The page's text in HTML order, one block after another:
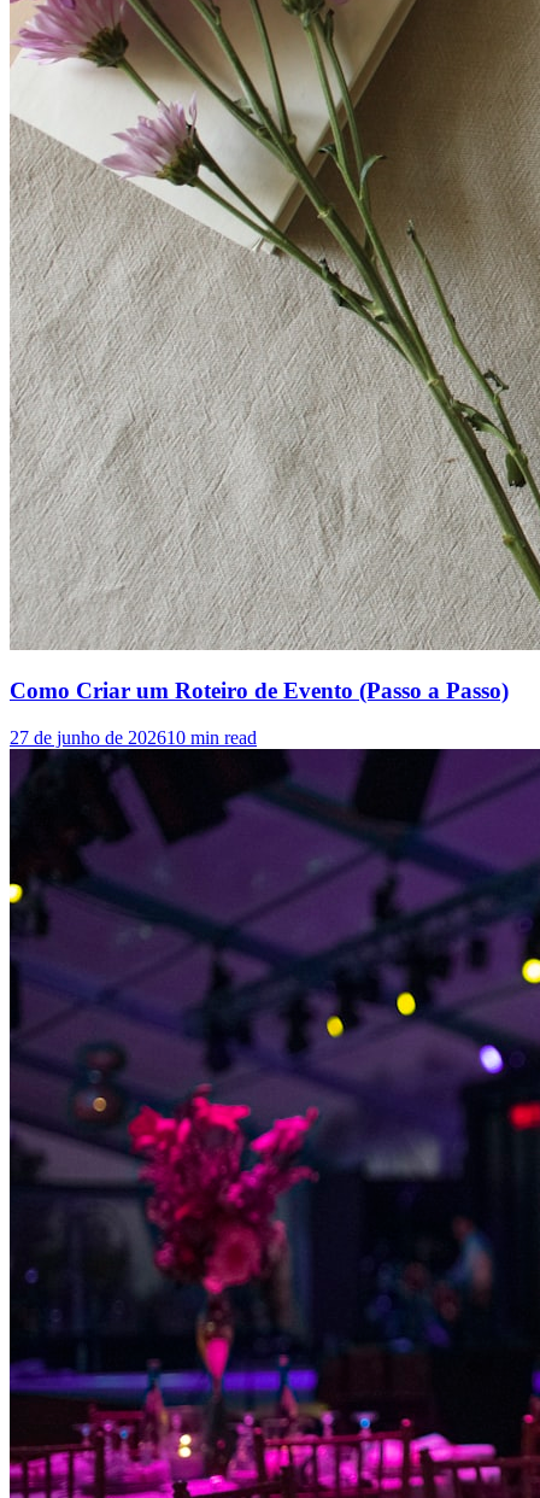
Como Criar um Roteiro de Evento (Passo a Passo)
27 de junho de 202610 min read